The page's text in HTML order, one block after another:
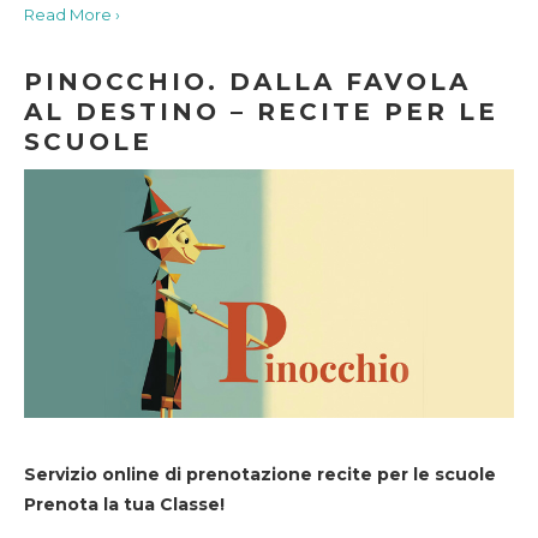
Read More ›
PINOCCHIO. DALLA FAVOLA
AL DESTINO – RECITE PER LE
SCUOLE
Servizio online di prenotazione recite per le scuole
Prenota la tua Classe!